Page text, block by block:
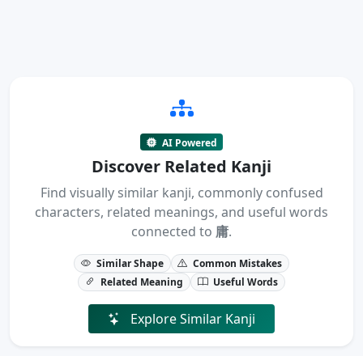
AI Powered
Discover Related Kanji
Find visually similar kanji, commonly confused
characters, related meanings, and useful words
connected to 庸.
Similar Shape
Common Mistakes
Related Meaning
Useful Words
Explore Similar Kanji